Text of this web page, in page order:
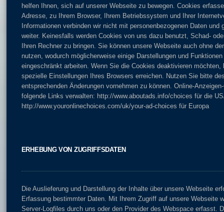
helfen Ihnen, sich auf unserer Webseite zu bewegen. Cookies
Adresse, zu Ihrem Browser, Ihrem Betriebssystem und Ihrer
Informationen verbinden wir nicht mit personenbezogenen Daten und
weiter. Keinesfalls werden Cookies von uns dazu benutzt, Schad-
Ihren Rechner zu bringen. Sie können unsere Webseite auch ohne
nutzen, wodurch möglicherweise einige Darstellungen und
eingeschränkt arbeiten. Wenn Sie die Cookies deaktivieren möchten,
spezielle Einstellungen Ihres Browsers erreichen. Nutzen Sie bitte
entsprechenden Änderungen vornehmen zu können. Online-
folgende Links verwalten: http://www.aboutads.info/choices für die
http://www.youronlinechoices.com/uk/your-ad-choices für Europa
ERHEBUNG VON ZUGRIFFSDATEN
Die Auslieferung und Darstellung der Inhalte über unsere Webseite
Erfassung bestimmter Daten. Mit Ihrem Zugriff auf unsere Webseite
Server-Logfiles durch uns oder den Provider des Webspace erfasst.